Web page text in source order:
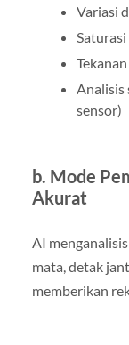
Variasi
Analisis
sensor)
b. Mode
Akurat
AI
mata, detak
memberikan